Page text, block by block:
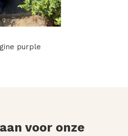
purple
voor onze